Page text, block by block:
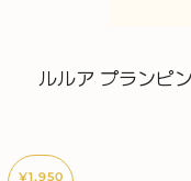
ルルア プランピ
¥1,950